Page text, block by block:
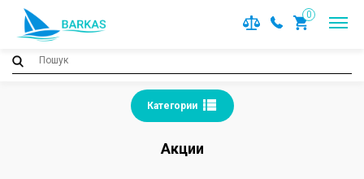
0
Категории
Акции